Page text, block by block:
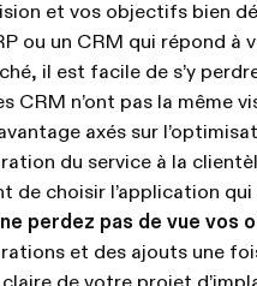
et vos objectifs bien
ou un CRM qui répond
il est facile de s’y
CRM n’ont pas la même
axés sur
du service à la
de choisir l’application
perdez pas de vue vos
et des ajouts une